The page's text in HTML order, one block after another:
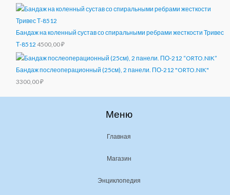
Бандаж на коленный сустав со спиральными ребрами жесткости Тривес
Т-8512 4500,00₽
Бандаж послеоперационный (25см), 2 панели. ПО-212 "ORTO.NIK"
3300,00₽
Меню
Главная
Магазин
Энциклопедия